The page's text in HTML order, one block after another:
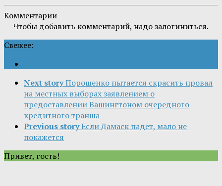
Комментарии
Чтобы добавить комментарий, надо залогиниться.
Свежее:
Next storyПорошенко пытается скрасить провал
на местных выборах заявлением о
предоставлении Вашингтоном очередного
кредитного транша
Previous storyЕсли Дамаск падет, мало не
покажется
Привет, гость!